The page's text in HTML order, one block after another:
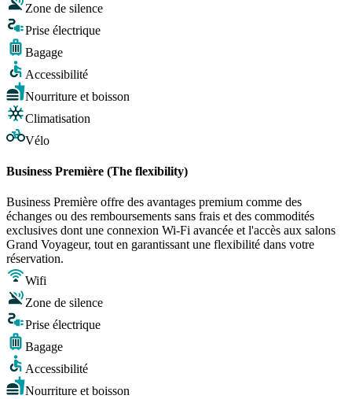
Zone de silence
Prise électrique
Bagage
Accessibilité
Nourriture et boisson
Climatisation
Vélo
Business Première (The flexibility)
Business Première offre des avantages premium comme des
échanges ou des remboursements sans frais et des commodités
exclusives dont une connexion Wi-Fi avancée et l'accès aux salons
Grand Voyageur, tout en garantissant une flexibilité dans votre
réservation.
Wifi
Zone de silence
Prise électrique
Bagage
Accessibilité
Nourriture et boisson